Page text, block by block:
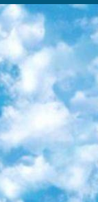
Даже если вы давно окончили школу, возможность повторить программу старших классов всегда может пригодиться. 9. Edutainme Ещё один ресурс об образовании. В отличие от Newtonew, как мне кажется, Edutainme больше ориентируется на представителей индустрии: педагогов, предпринимателей, разработчиков образовательных проектов. Но и любой, кто просто стремится к саморазвитию, найдёт на сайте много полезного и интересного для себя. Например, информацию о новых курсах и образовательных сервисах. 10. Newtonew Онлайн-медиа об образовании и обучении в широком смысле. Авторы Newtonew пишут об инструментах, заведениях, тактиках и стратегиях, которые помогают учить других и получать новые знания самостоятельно. На этой площадке вы найдёте новости, обзоры, аналитические мат